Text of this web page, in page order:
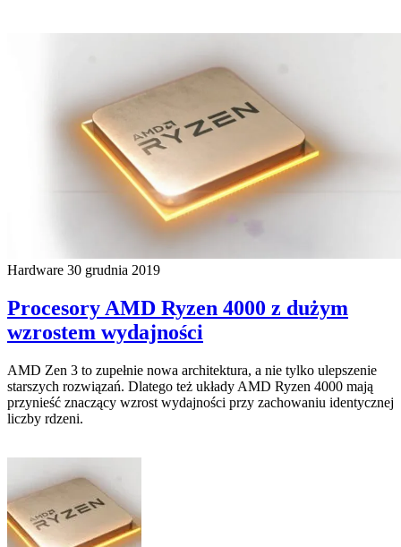
Hardware 30 grudnia 2019
Procesory AMD Ryzen 4000 z dużym
wzrostem wydajności
AMD Zen 3 to zupełnie nowa architektura, a nie tylko ulepszenie
starszych rozwiązań. Dlatego też układy AMD Ryzen 4000 mają
przynieść znaczący wzrost wydajności przy zachowaniu identycznej
liczby rdzeni.